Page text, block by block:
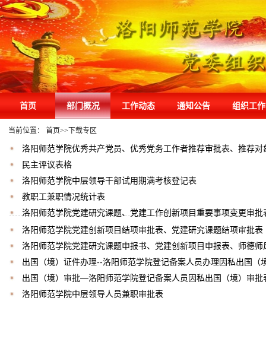
首页 部门概况 工作动态 通知公告 组织工作
当前位置： 首页>> 下载专区
洛阳师范学院优秀共产党员、优秀党务工作者推荐审批表、推荐对
民主评议表格
洛阳师范学院中层领导干部试用期满考核登记表
教职工兼职情况统计表
洛阳师范学院党建研究课题、党建工作创新项目重要事项变更审批
洛阳师范学院党建创新项目结项审批表、党建研究课题结项审批表
洛阳师范学院党建研究课题申报书、党建创新项目申报表、师德师
出国（境）证件办理--洛阳师范学院登记备案人员办理因私出国（
出国（境）审批—洛阳师范学院登记备案人员因私出国（境）审批
洛阳师范学院中层领导人员兼职审批表